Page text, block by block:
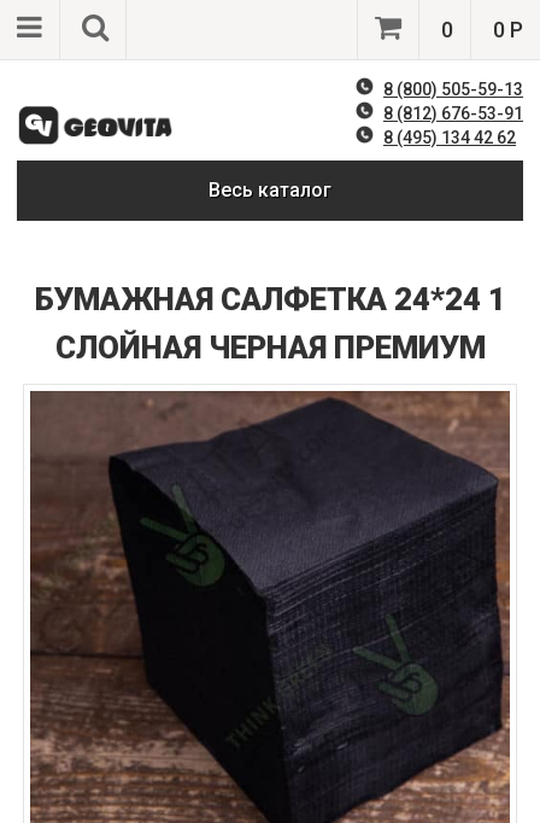
0 0 Р
8 (800) 505-59-13
8 (812) 676-53-91
8 (495) 134 42 62
Весь каталог
БУМАЖНАЯ САЛФЕТКА 24*24 1
СЛОЙНАЯ ЧЕРНАЯ ПРЕМИУМ